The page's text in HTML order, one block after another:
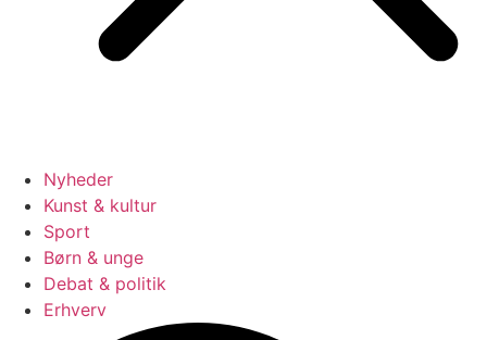
Nyheder
Kunst & kultur
Sport
Børn & unge
Debat & politik
Erhverv